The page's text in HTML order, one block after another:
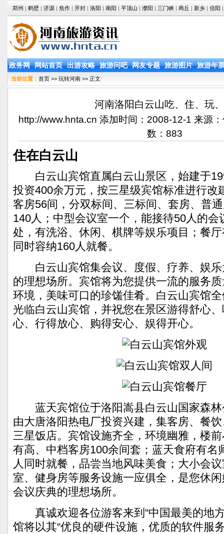
郑州 | 鹤壁 | 济源 | 焦作 | 开封 | 洛阳 | 南阳 | 平顶山 | 濮阳 | 三门峡 | 商丘 | 新乡 | 信阳 |
政务网 网站首页 出游攻略 旅游问吧 网友专题 旅游图片 旅游年
当前位置： 首页 >> 玩转河南 >> 正文
河南洛阳白云山吃、住、玩
http://www.hnta.cn 添加时间：2008-12-1 来源
数： 883
住在白云山
白云山宾馆直属白云山景区，始建于
投资400余万元，按三星级宾馆标准进行改
客房56间，分双标间、三标间、套房、普
140人；中型会议室一个，能接待50人的会
处，有洗浴、休闲、棋牌等娱乐项目；餐
同时容纳160人就餐。
白云山宾馆集会议、度假、疗养、娱乐
的理想场所。宾馆将为您提供一流的服务
环境，美味可口的珍馐佳肴。白云山宾馆
光临白云山宾馆，并祝您在景区游得舒心
心、行得放心、购得安心、娱得开心。
蓝天宾馆位于洛阳嵩县白云山国家森林
由大唐洛阳热电厂投资兴建，集客房、餐
三星饭店。宾馆设施齐全，环境幽雅，楼
有高、中档客房100余间套；蓝天食府有名
人同时就餐，品尝当地风味美食；大小会
室、健身房等服务设施一应俱全，是您休
会议庆典的理想场所。
真诚欢迎各位游客来到“中国最美的地方
馆将以其“优良的硬件设施，优质的软件服